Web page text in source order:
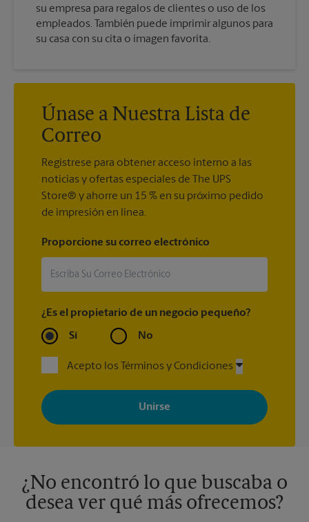
su empresa para regalos de clientes o uso de los
empleados. También puede imprimir algunos para
su casa con su cita o imagen favorita.
Únase a Nuestra Lista de
Correo
Regístrese para obtener acceso interno a las
noticias y ofertas especiales de The UPS
Store® y ahorre un 15 % en su próximo pedido
de impresión en línea.
Proporcione su correo electrónico
¿Es el propietario de un negocio pequeño?
Sí No
Acepto los Términos y Condiciones
Al registrarse, acepta recibir correos electrónicos de The UPS
Store con noticias, ofertas especiales, promociones y mensajes
adaptados a sus intereses. Puede darse de baja en cualquier
momento. Para más información, consulte nuestra política de
¿No encontró lo que buscaba o
desea ver qué más ofrecemos?